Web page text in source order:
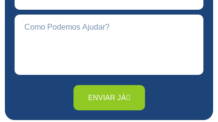
ENVIAR JÁ